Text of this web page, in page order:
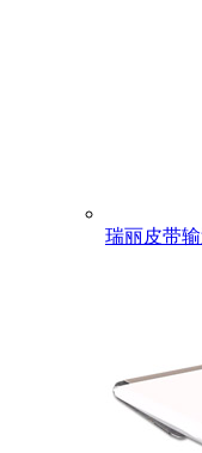
瑞丽皮带